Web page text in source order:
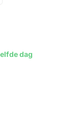
dag